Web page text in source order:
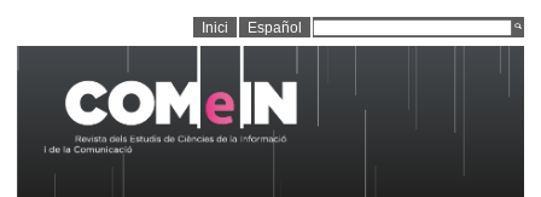
Inici Español